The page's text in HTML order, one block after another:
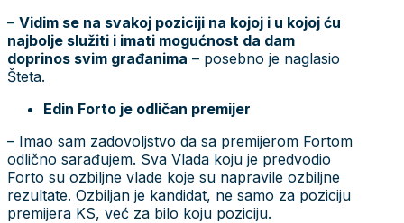
– Vidim se na svakoj poziciji na kojoj i u kojoj ću
najbolje služiti i imati mogućnost da dam
doprinos svim građanima – posebno je naglasio
Šteta.
Edin Forto je odličan premijer
– Imao sam zadovoljstvo da sa premijerom Fortom
odlično sarađujem. Sva Vlada koju je predvodio
Forto su ozbiljne vlade koje su napravile ozbiljne
rezultate. Ozbiljan je kandidat, ne samo za poziciju
premijera KS, već za bilo koju poziciju.